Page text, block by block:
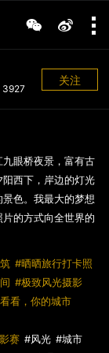
注册
3927
关注
眼桥夜景，富有古
西下，岸边的灯光
色。我最大的梦想
的方式向全世界的
晒晒旅行打卡照
极致风光摄影
看，你的城市
赛
风光
城市